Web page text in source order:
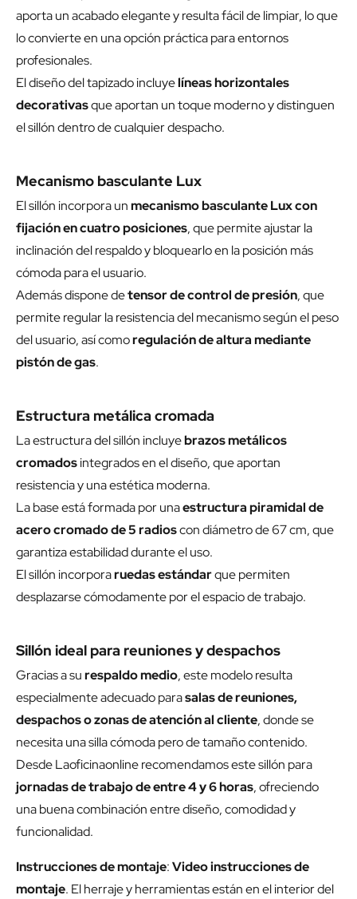
aporta un acabado elegante y resulta fácil de limpiar, lo que
lo convierte en una opción práctica para entornos
profesionales.
El diseño del tapizado incluyelíneas horizontales
decorativasque aportan un toque moderno y distinguen
el sillón dentro de cualquier despacho.
Mecanismo basculante Lux
El sillón incorpora unmecanismo basculante Lux con
fijación en cuatro posiciones, que permite ajustar la
inclinación del respaldo y bloquearlo en la posición más
cómoda para el usuario.
Además dispone detensor de control de presión, que
permite regular la resistencia del mecanismo según el peso
del usuario, así comoregulación de altura mediante
pistón de gas.
Estructura metálica cromada
La estructura del sillón incluyebrazos metálicos
cromadosintegrados en el diseño, que aportan
resistencia y una estética moderna.
La base está formada por unaestructura piramidal de
acero cromado de 5 radioscon diámetro de 67 cm, que
garantiza estabilidad durante el uso.
El sillón incorporaruedas estándarque permiten
desplazarse cómodamente por el espacio de trabajo.
Sillón ideal para reuniones y despachos
Gracias a surespaldo medio, este modelo resulta
especialmente adecuado parasalas de reuniones,
despachos o zonas de atención al cliente, donde se
necesita una silla cómoda pero de tamaño contenido.
Desde Laoficinaonline recomendamos este sillón para
jornadas de trabajo de entre 4 y 6 horas, ofreciendo
una buena combinación entre diseño, comodidad y
funcionalidad.
Instrucciones de montaje:Video instrucciones de
montaje. El herraje y herramientas están en el interior del